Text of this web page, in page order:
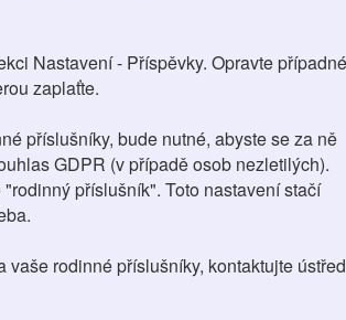
Nastavení - Příspěvky. Opravte případné
zaplaťte.
příslušníky, bude nutné, abyste se za ně
GDPR (v případě osob nezletilých).
příslušník". Toto nastavení stačí
rodinné příslušníky, kontaktujte